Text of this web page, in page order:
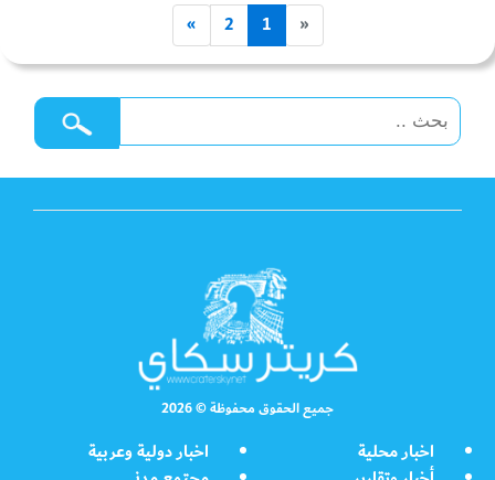
«
1
2
»
جميع الحقوق محفوظة © 2026
اخبار محلية
اخبار دولية وعربية